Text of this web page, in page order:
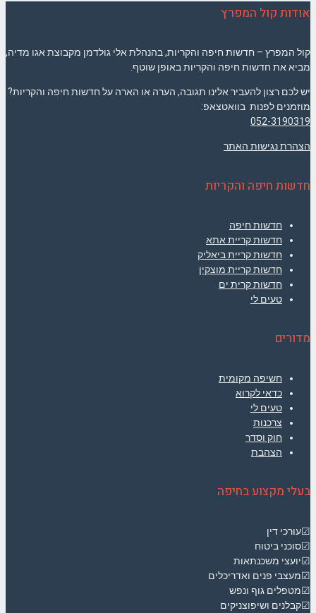
אודות קול המפרץ
קול המפרץ – חדשות חיפה והקריות, בהנהלת אלי גולדמן מקבוצת אגו מדיה,
מביא את חדשות חיפה והקריות באופן שוטף.
יש לכם רצון להעביר אלינו תגובה, הערה או הארה על חדשות חיפה והקריות?
מוזמנים לפנות בוואטצאפ:
052-3190319
הצהרת נגישות האתר
חדשות חיפה והקריות
חדשות חיפה
חדשות קריית אתא
חדשות קריית ביאליק
חדשות קריית מוצקין
חדשות קרית ים
טעים לי
מדורים
חשיפה מקומית
כדאי לקרוא
טעים לי
צרכנות
חוק וסדר
הצהבת
בעלי מקצוע בחיפה
☑עורכי דין
☑סוכני ביטוח
☑יועצי משכנתאות
☑מעצבי פנים ואדריכלים
☑מטפלים גוף ונפש
☑קבלנים ושיפוצניקים